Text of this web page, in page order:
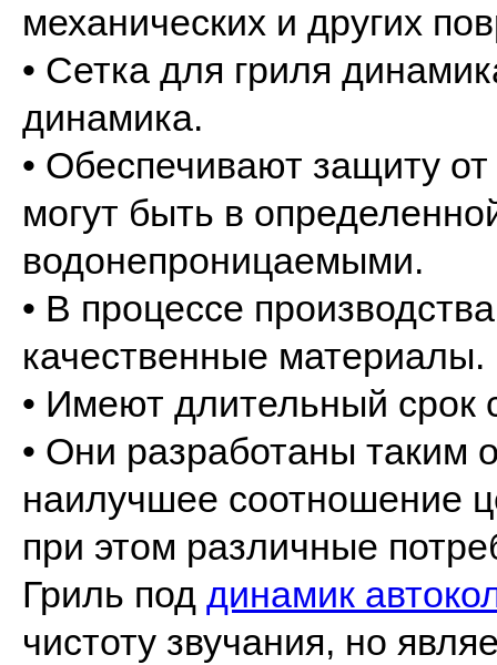
механических и других
• Сетка для гриля
динамика.
• Обеспечивают защиту
могут быть в
водонепроницаемыми.
• В процессе
качественные материалы.
• Имеют длительный срок
• Они разработаны таким
наилучшее соотношение
при этом различные
Гриль под динамик
чистоту звучания, но